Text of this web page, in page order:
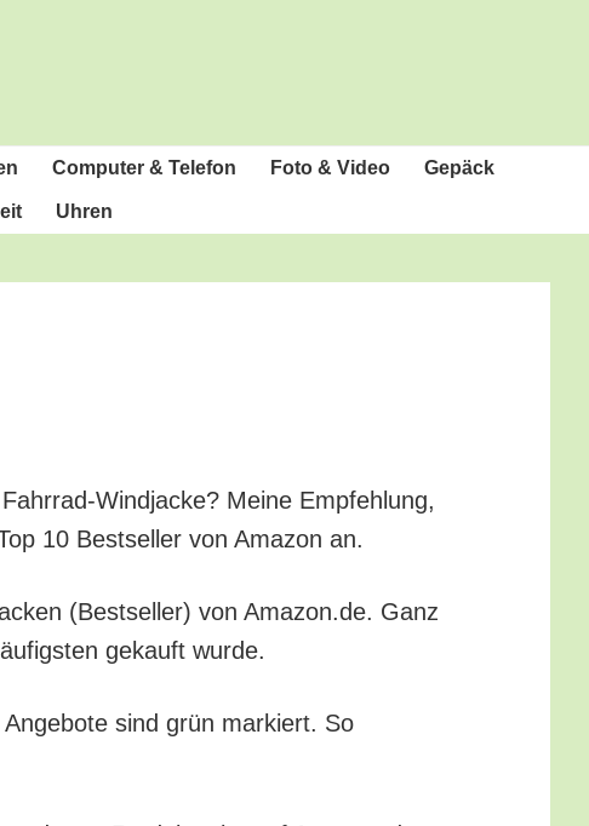
Com­pu­ter & Telefon Foto & Video Gepäck
Uhren
Wind­ja­cke? Mei­ne Emp­feh­lung,
10 Best­sel­ler von Ama­zon an.
(Best­sel­ler) von Amazon.de. Ganz
gekauft wurde.
sind grün mar­kiert. So